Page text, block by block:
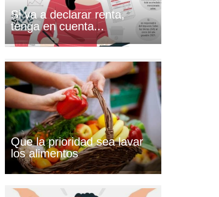
Si va a declarar renta,
tenga en cuenta...
Que la prioridad sea lavar
los alimentos